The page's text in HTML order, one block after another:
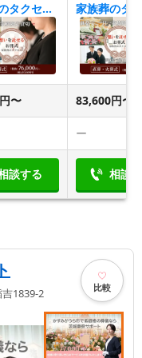
家族葬のタクセル東本町
〜 83,600円〜
ー
談する 相談
1839-2 比較